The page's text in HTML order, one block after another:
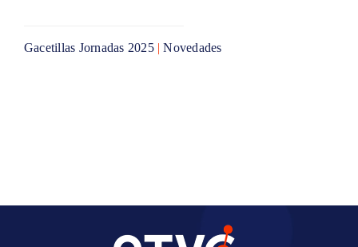
Gacetillas Jornadas 2025|Novedades